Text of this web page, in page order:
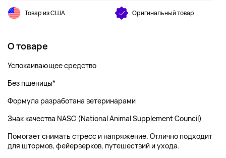
Товар из США Оригинальный товар
О товаре
Успокаивающее средство
Без пшеницы*
Формула разработана ветеринарами
Знак качества NASC (National Animal Supplement Council)
Помогает снимать стресс и напряжение. Отлично подходит
для штормов, фейерверков, путешествий и ухода.